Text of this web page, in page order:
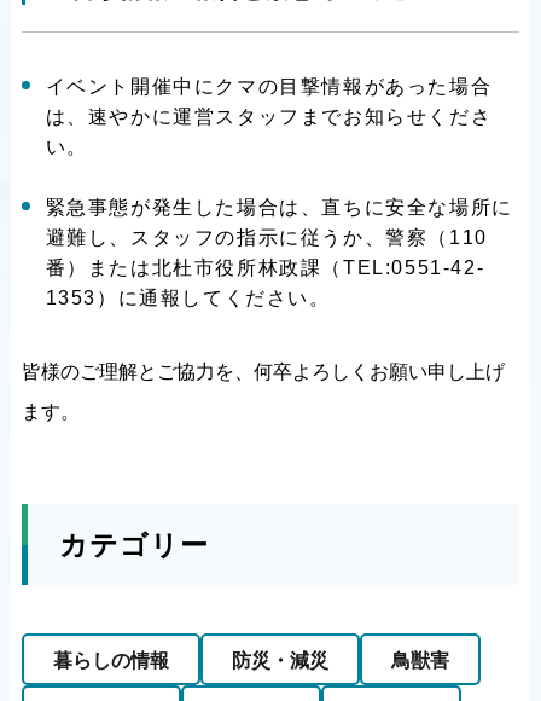
イベント開催中にクマの目撃情報があった場合
は、速やかに運営スタッフまでお知らせくださ
い。
緊急事態が発生した場合は、直ちに安全な場所に
避難し、スタッフの指示に従うか、警察（110
番）または北杜市役所林政課（TEL:0551-42-
1353）に通報してください。
皆様のご理解とご協力を、何卒よろしくお願い申し上げ
ます。
カテゴリー
暮らしの情報 防災・減災 鳥獣害